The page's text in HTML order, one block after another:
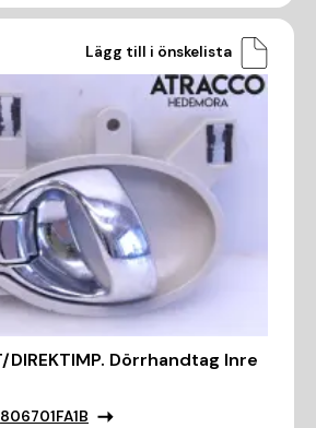
Lägg till i önskelista
DIREKTIMP. Dörrhandtag Inre
806701FA1B